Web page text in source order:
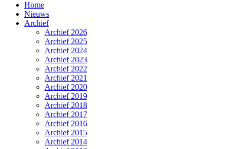
Home
Nieuws
Archief
Archief 2026
Archief 2025
Archief 2024
Archief 2023
Archief 2022
Archief 2021
Archief 2020
Archief 2019
Archief 2018
Archief 2017
Archief 2016
Archief 2015
Archief 2014